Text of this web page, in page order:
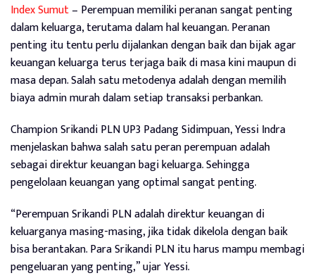
Index Sumut– Perempuan memiliki peranan sangat penting
dalam keluarga, terutama dalam hal keuangan. Peranan
penting itu tentu perlu dijalankan dengan baik dan bijak agar
keuangan keluarga terus terjaga baik di masa kini maupun di
masa depan. Salah satu metodenya adalah dengan memilih
biaya admin murah dalam setiap transaksi perbankan.
Champion Srikandi PLN UP3 Padang Sidimpuan, Yessi Indra
menjelaskan bahwa salah satu peran perempuan adalah
sebagai direktur keuangan bagi keluarga. Sehingga
pengelolaan keuangan yang optimal sangat penting.
“Perempuan Srikandi PLN adalah direktur keuangan di
keluarganya masing-masing, jika tidak dikelola dengan baik
bisa berantakan. Para Srikandi PLN itu harus mampu membagi
pengeluaran yang penting,” ujar Yessi.